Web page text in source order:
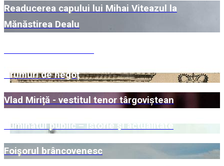
Readucerea capului lui Mihai Viteazul la
Mănăstirea Dealu
Drumuri de negoț
Vlad Miriță - vestitul tenor târgoviștean
Iluminatul public – istorie și actualitate
Foișorul brâncovenesc